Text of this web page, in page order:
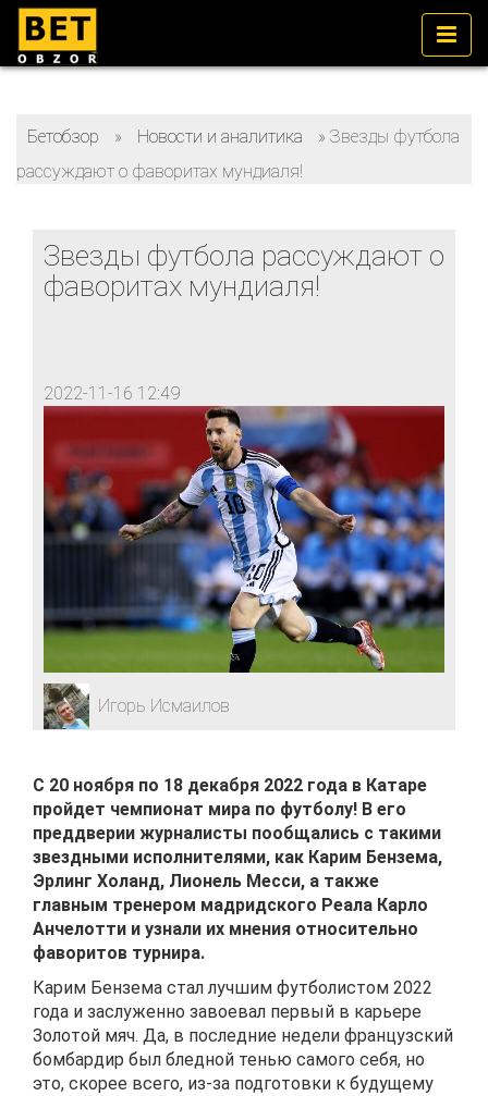
Бетобзор » Новости и аналитика » Звезды футбола
рассуждают о фаворитах мундиаля!
Звезды футбола рассуждают о
фаворитах мундиаля!
2022-11-16 12:49
Игорь Исмаилов
С 20 ноября по 18 декабря 2022 года в Катаре
пройдет чемпионат мира по футболу! В его
преддверии журналисты пообщались с такими
звездными исполнителями, как Карим Бензема,
Эрлинг Холанд, Лионель Месси, а также
главным тренером мадридского Реала Карло
Анчелотти и узнали их мнения относительно
фаворитов турнира.
Карим Бензема стал лучшим футболистом 2022
года и заслуженно завоевал первый в карьере
Золотой мяч. Да, в последние недели французский
бомбардир был бледной тенью самого себя, но
это, скорее всего, из-за подготовки к будущему